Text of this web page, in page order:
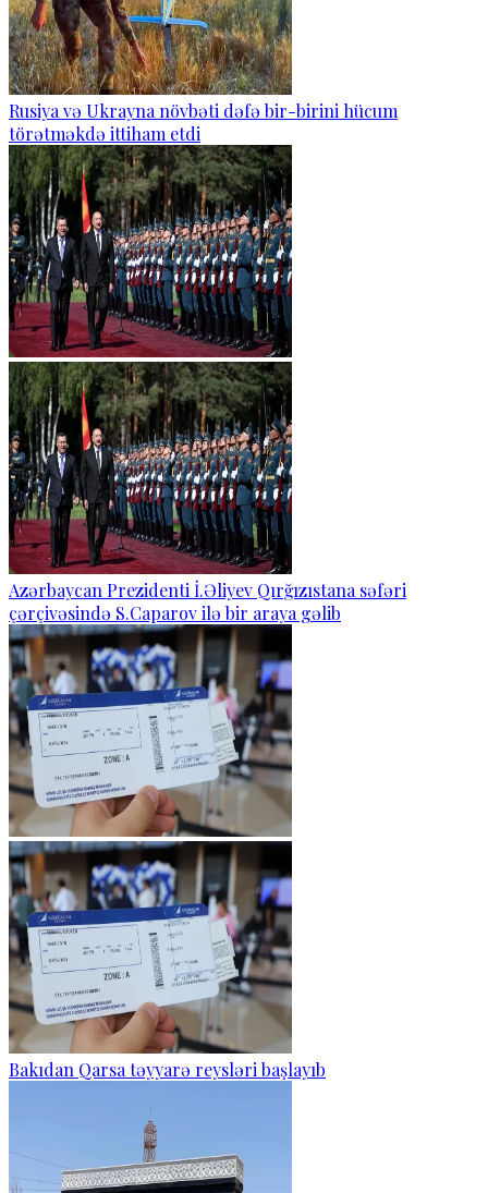
Rusiya və Ukrayna növbəti dəfə bir-birini hücum
törətməkdə ittiham etdi
Azərbaycan Prezidenti İ.Əliyev Qırğızıstana səfəri
çərçivəsində S.Caparov ilə bir araya gəlib
Bakıdan Qarsa təyyarə reysləri başlayıb